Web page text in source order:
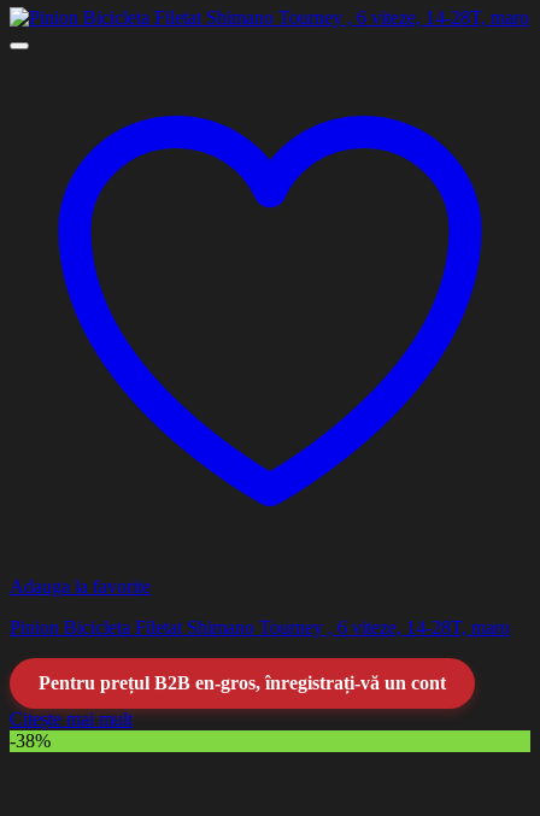
Adauga la favorite
Pinion Bicicleta Filetat Shimano Tourney , 6 viteze, 14-28T, maro
Pentru prețul B2B en-gros, înregistrați-vă un cont
Citește mai mult
-38%